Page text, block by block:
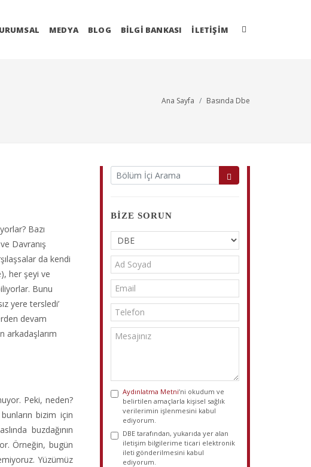
MEDYA BLOG BİLGİ BANKASI İLETIŞIM
Ana Sayfa Basında Dbe
Bazı
Davranış
da kendi
her şeyi ve
Bunu
yere tersledi’
devam
arkadaşlarım
Peki, neden?
bizim için
buzdağının
Örneğin, bugün
Yüzümüz
BIZE SORUN
Aydınlatma Metni’ni okudum ve
belirtilen amaçlarla kişisel sağlık
verilerimin işlenmesini kabul
ediyorum.
DBE tarafından, yukarıda yer alan
iletişim bilgilerime ticari elektronik
ileti gönderilmesini kabul
ediyorum.